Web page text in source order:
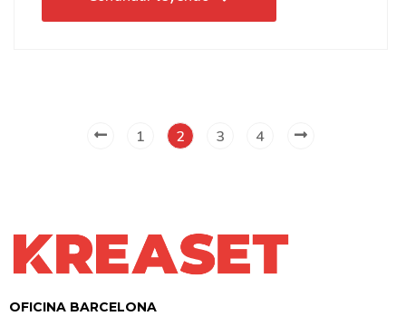
1 2 3 4
OFICINA BARCELONA